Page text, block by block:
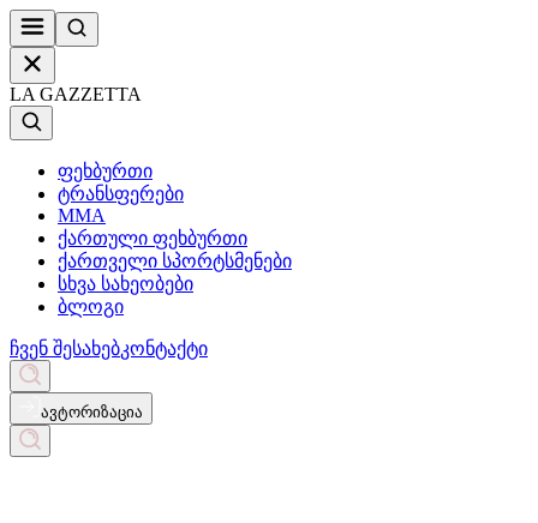
LA GAZZETTA
ფეხბურთი
ტრანსფერები
MMA
ქართული ფეხბურთი
ქართველი სპორტსმენები
სხვა სახეობები
ბლოგი
ჩვენ შესახებკონტაქტი
ავტორიზაცია